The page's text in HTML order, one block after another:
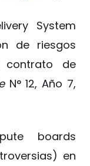
System
de riesgos
de
N° 12, Año 7,
boards
en